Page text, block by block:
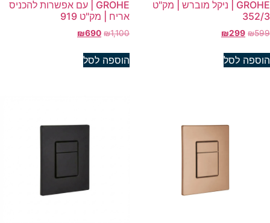
GROHE | ניקל מוברש | מק"ט
352/
₪
₪299
לסל
GROHE | עם אפשרות להכניס
אריח | מק"ט 919
₪1,100
₪690
הוספה לסל